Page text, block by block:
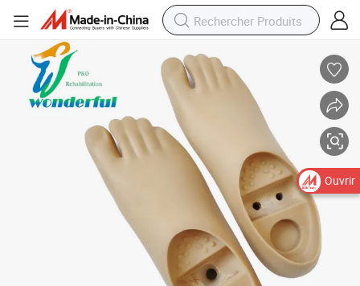
Ouvrir